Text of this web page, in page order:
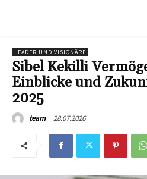
LEADER UND VISIONÄRE
Sibel Kekilli
Einblicke und
2025
team 28.07.2026